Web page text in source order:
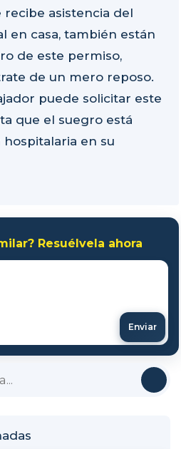
recibe asistencia del
en casa, también están
de este permiso,
de un mero reposo.
puede solicitar este
que el suegro está
en su
Resuélvela ahora
Enviar